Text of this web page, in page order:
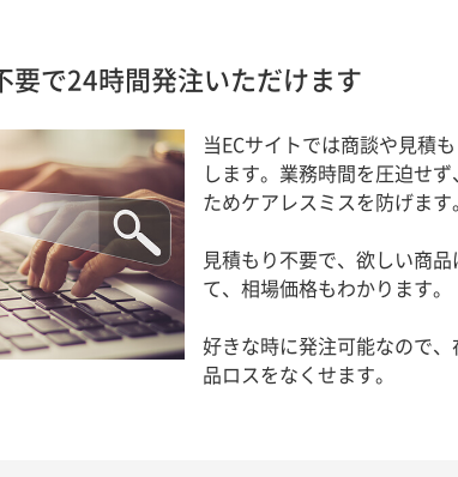
要で24時間発注いただけます
当ECサイトでは商談や見積
します。業務時間を圧迫せ
ためケアレスミスを防げます。
見積もり不要で、欲しい商
て、相場価格もわかります。
好きな時に発注可能なので
品ロスをなくせます。